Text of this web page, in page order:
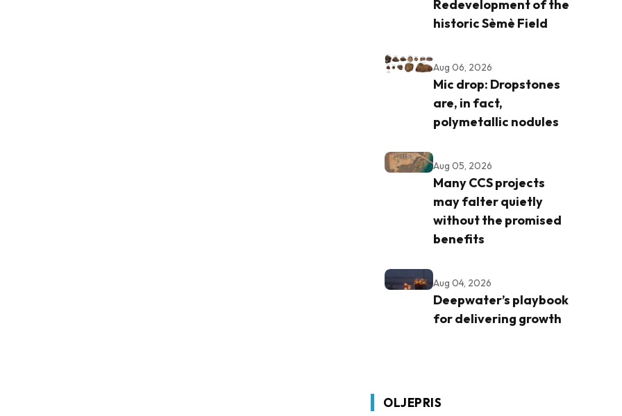
Redevelopment of the
historic Sèmè Field
Aug 06, 2026
Mic drop: Dropstones
are, in fact,
polymetallic nodules
Aug 05, 2026
Many CCS projects
may falter quietly
without the promised
benefits
Aug 04, 2026
Deepwater’s playbook
for delivering growth
OLJEPRIS